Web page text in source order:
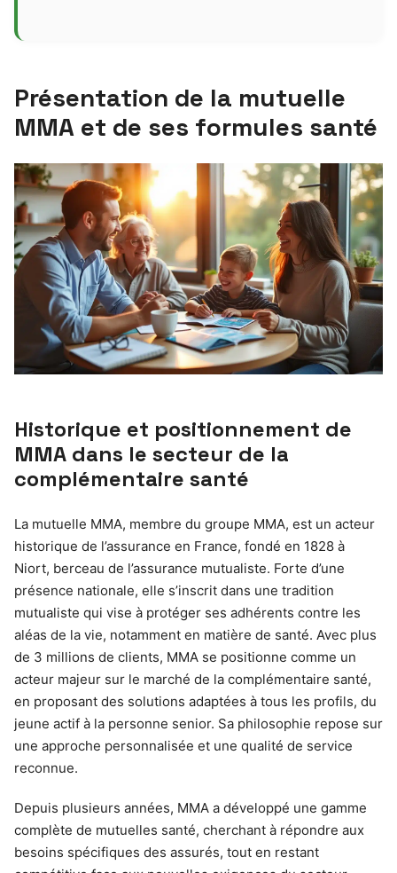
Présentation de la mutuelle
MMA et de ses formules santé
Historique et positionnement de
MMA dans le secteur de la
complémentaire santé
La mutuelle MMA, membre du groupe MMA, est un acteur
historique de l’assurance en France, fondé en 1828 à
Niort, berceau de l’assurance mutualiste. Forte d’une
présence nationale, elle s’inscrit dans une tradition
mutualiste qui vise à protéger ses adhérents contre les
aléas de la vie, notamment en matière de santé. Avec plus
de 3 millions de clients, MMA se positionne comme un
acteur majeur sur le marché de la complémentaire santé,
en proposant des solutions adaptées à tous les profils, du
jeune actif à la personne senior. Sa philosophie repose sur
une approche personnalisée et une qualité de service
reconnue.
Depuis plusieurs années, MMA a développé une gamme
complète de mutuelles santé, cherchant à répondre aux
besoins spécifiques des assurés, tout en restant